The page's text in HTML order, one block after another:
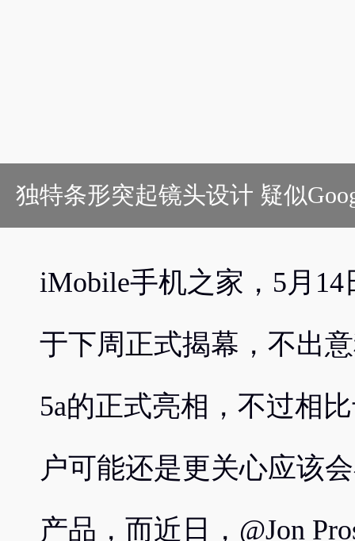
独特条形突起镜头设计 疑似
iMobile手机之家，5月
于下周正式揭幕，不出
5a的正式亮相，不过相
户可能还是更关心应该
产品，而近日，@Jon